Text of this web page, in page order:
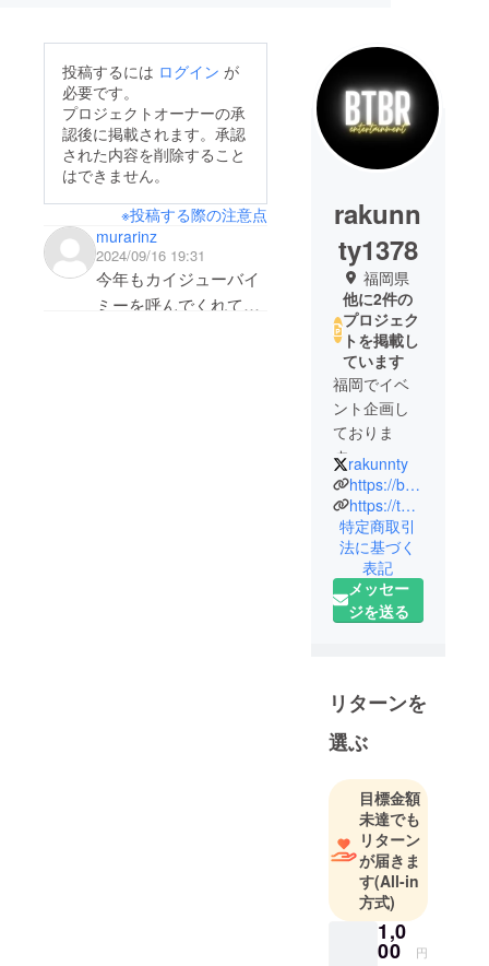
投稿するには ログイン が
必要です。
プロジェクトオーナーの承
認後に掲載されます。承認
された内容を削除すること
はできません。
※投稿する際の注意点
murarinz
2024/09/16 19:31
今年もカイジューバイ
ミーを呼んでくれてあ
rakunn
ty1378
福岡県
他に2件の
プロジェク
トを掲載し
ています
福岡でイベ
ント企画し
ておりま
す。
何卒応援よ
ろしくお願
い致しま
す。
rakunnty
https://btbrentertainment.localinfo.jp/
https://twitter.com/butabaracity?s=21&t=fgXdwjGEE_lNaoA7RbdTxA
特定商取引
法に基づく
表記
メッセー
ジを送る
リターンを
選ぶ
目標金額
未達でも
リターン
が届きま
す(All-in
方式)
1,0
00 円